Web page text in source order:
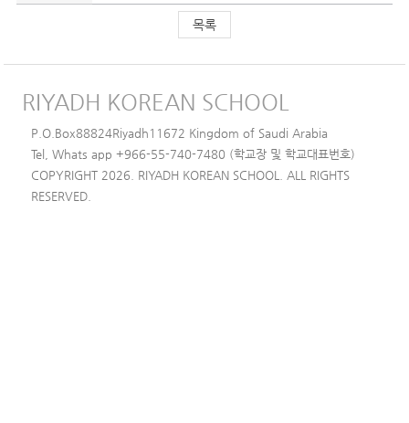
목록
RIYADH KOREAN SCHOOL
P.O.Box88824Riyadh11672 Kingdom of Saudi Arabia
Tel, Whats app +966-55-740-7480 (학교장 및 학교대표번호)
COPYRIGHT 2026. RIYADH KOREAN SCHOOL. ALL RIGHTS
RESERVED.